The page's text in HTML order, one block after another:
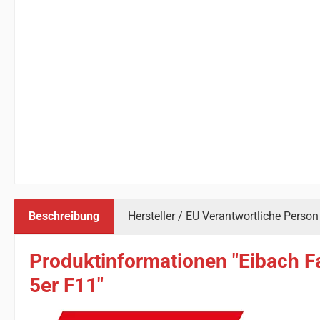
Beschreibung Hersteller / EU Verantwortliche Person
Produktinformationen "Eibach
5er F11"